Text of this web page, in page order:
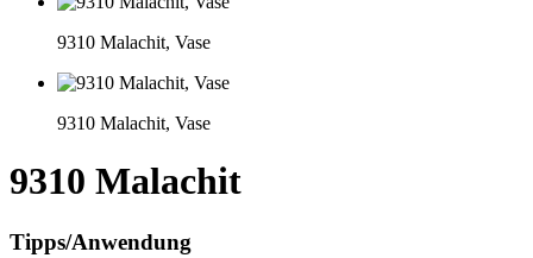
9310 Malachit, Vase
9310 Malachit, Vase
9310 Malachit
Tipps/Anwendung